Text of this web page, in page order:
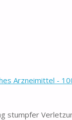
Arzneimittel -
stumpfer